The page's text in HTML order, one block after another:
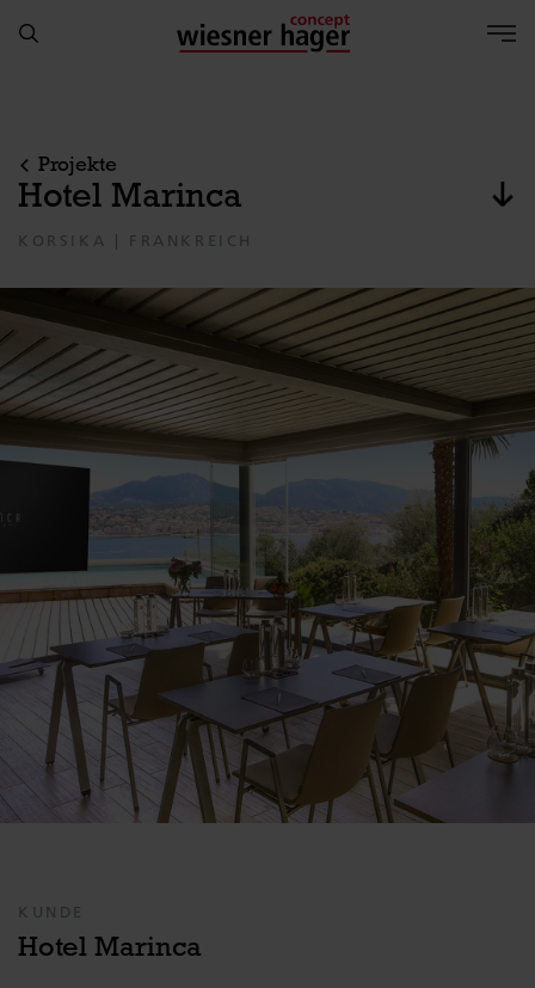
Projekte
Hotel Marinca
KORSIKA | FRANKREICH
KUNDE
Hotel Marinca